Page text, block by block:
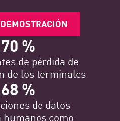
%
de pérdida de
de los terminales
%
de datos
como